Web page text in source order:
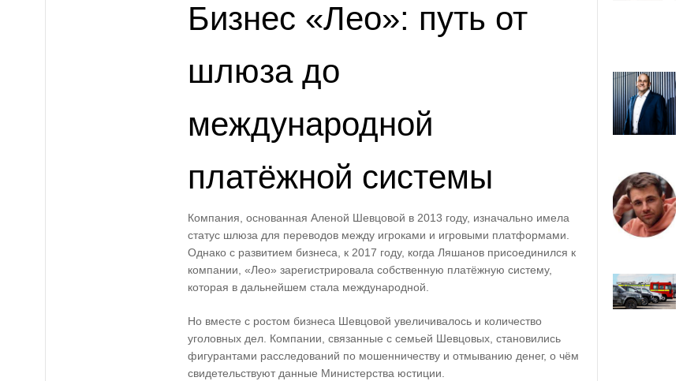
Бизнес «Лео»: путь от
шлюза до
международной
платёжной системы
Компания, основанная Аленой Шевцовой в 2013 году, изначально имела
статус шлюза для переводов между игроками и игровыми платформами.
Однако с развитием бизнеса, к 2017 году, когда Ляшанов присоединился к
компании, «Лео» зарегистрировала собственную платёжную систему,
которая в дальнейшем стала международной.
Но вместе с ростом бизнеса Шевцовой увеличивалось и количество
уголовных дел. Компании, связанные с семьей Шевцовых, становились
фигурантами расследований по мошенничеству и отмыванию денег, о чём
свидетельствуют данные Министерства юстиции.